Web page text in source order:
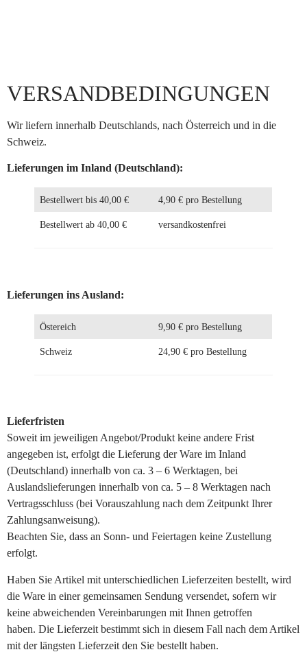
VERSANDBEDINGUNGEN
Wir liefern innerhalb Deutschlands, nach Österreich und in die
Schweiz.
Lieferungen im Inland (Deutschland):
Bestellwert bis 40,00 € 4,90 € pro Bestellung
Bestellwert ab 40,00 € versandkostenfrei
Lieferungen ins Ausland:
Östereich 9,90 € pro Bestellung
Schweiz 24,90 € pro Bestellung
Lieferfristen
Soweit im jeweiligen Angebot/Produkt keine andere Frist
angegeben ist, erfolgt die Lieferung der Ware im Inland
(Deutschland) innerhalb von ca. 3 – 6 Werktagen, bei
Auslandslieferungen innerhalb von ca. 5 – 8 Werktagen nach
Vertragsschluss (bei Vorauszahlung nach dem Zeitpunkt Ihrer
Zahlungsanweisung).
Beachten Sie, dass an Sonn- und Feiertagen keine Zustellung
erfolgt.
Haben Sie Artikel mit unterschiedlichen Lieferzeiten bestellt, wird
die Ware in einer gemeinsamen Sendung versendet, sofern wir
keine abweichenden Vereinbarungen mit Ihnen getroffen
haben. Die Lieferzeit bestimmt sich in diesem Fall nach dem Artikel
mit der längsten Lieferzeit den Sie bestellt haben.